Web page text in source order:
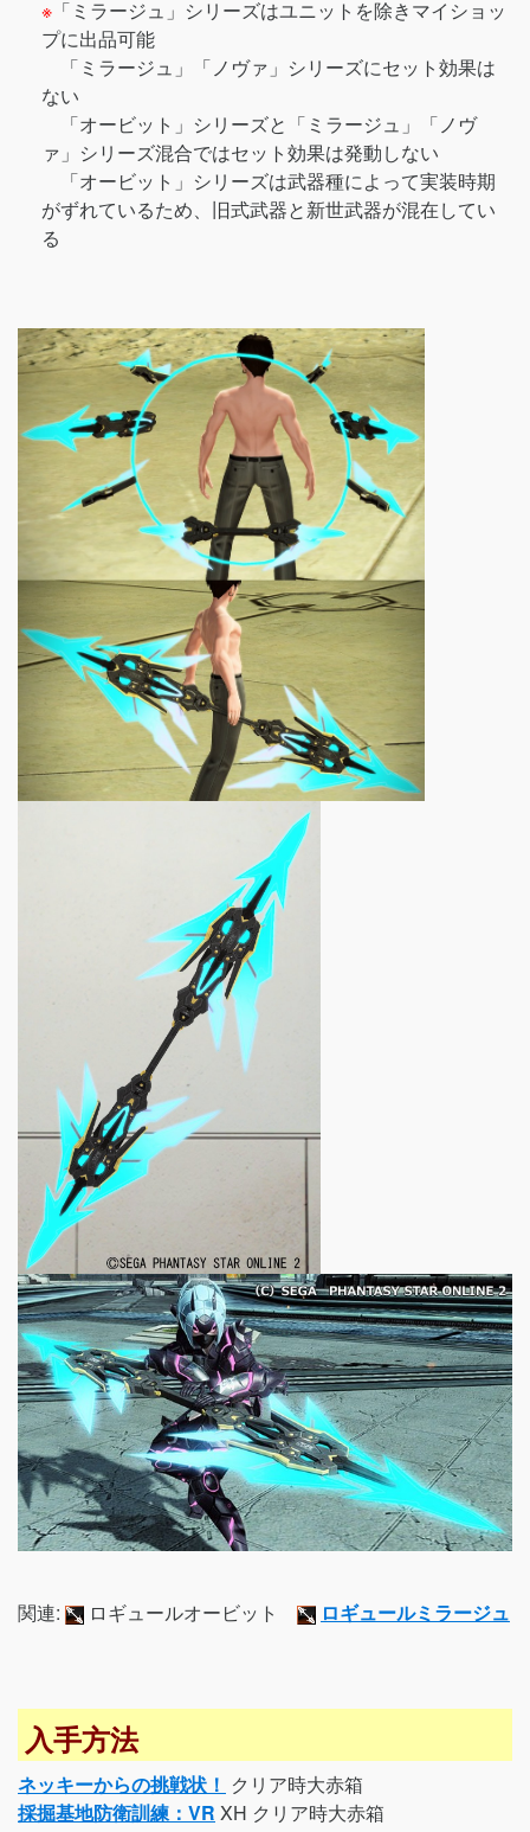
※ 「ミラージュ」シリーズはユニットを除きマイショッ
プに出品可能
「ミラージュ」「ノヴァ」シリーズにセット効果は
ない
「オービット」シリーズと「ミラージュ」「ノヴ
ァ」シリーズ混合ではセット効果は発動しない
「オービット」シリーズは武器種によって実装時期
がずれているため、旧式武器と新世武器が混在してい
る
関連: ロギュールオービット ロギュールミラージュ
入手方法
ネッキーからの挑戦状！ クリア時大赤箱
採掘基地防衛訓練：VR XH クリア時大赤箱